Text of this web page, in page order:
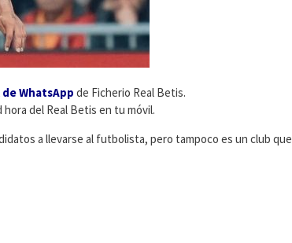
WhatsApp de Ficherio Real Betis.
del Real Betis en tu móvil.
a llevarse al futbolista, pero tampoco es un club que